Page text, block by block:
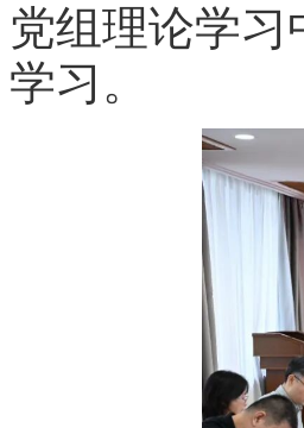
党组理论学
学习。